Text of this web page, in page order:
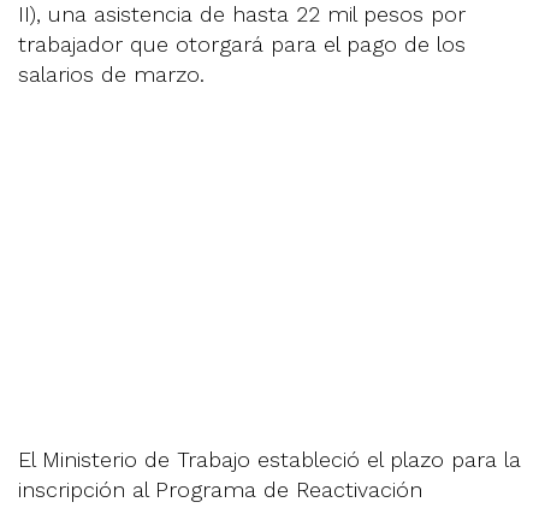
II), una asistencia de hasta 22 mil pesos por
trabajador que otorgará para el pago de los
salarios de marzo.
El Ministerio de Trabajo estableció el plazo para la
inscripción al Programa de Reactivación